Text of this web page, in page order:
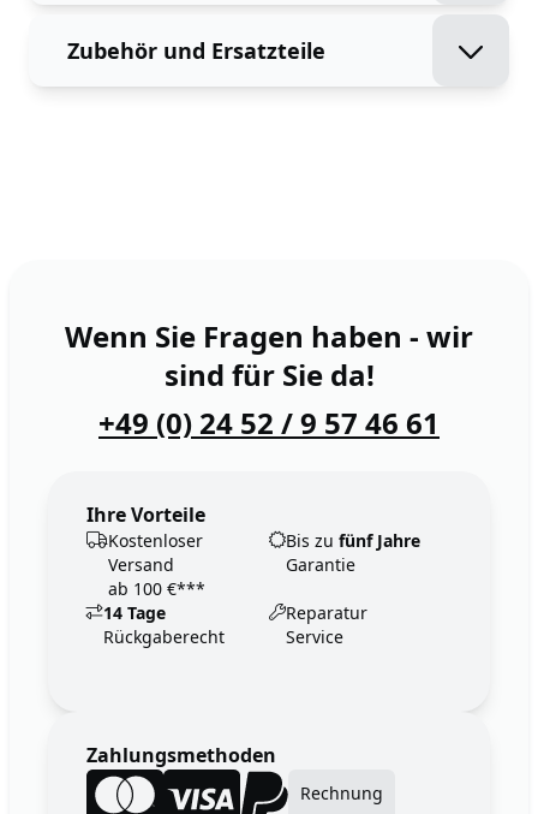
Zubehör und Ersatzteile
Wenn Sie Fragen haben - wir
sind für Sie da!
+49 (0) 24 52 / 9 57 46 61
Ihre Vorteile
Kostenloser
Versand
ab 100 €***
Bis zu fünf Jahre
Garantie
14 Tage
Rückgaberecht
Reparatur
Service
Zahlungsmethoden
Rechnung